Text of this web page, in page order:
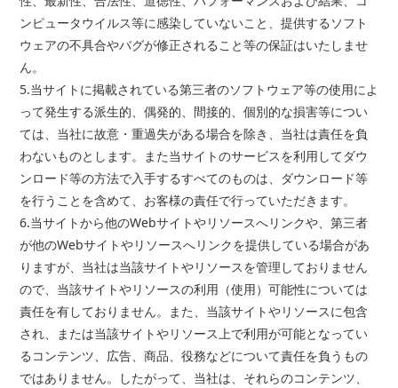
ンピュータウイルス等に感染していないこと、提供するソフト
ウェアの不具合やバグが修正されること等の保証はいたしませ
ん。
5.当サイトに掲載されている第三者のソフトウェア等の使用によ
って発生する派生的、偶発的、間接的、個別的な損害等につい
ては、当社に故意・重過失がある場合を除き、当社は責任を負
わないものとします。また当サイトのサービスを利用してダウ
ンロード等の方法で入手するすべてのものは、ダウンロード等
を行うことを含めて、お客様の責任で行っていただきます。
6.当サイトから他のWebサイトやリソースへリンクや、第三者
が他のWebサイトやリソースへリンクを提供している場合があ
りますが、当社は当該サイトやリソースを管理しておりません
ので、当該サイトやリソースの利用（使用）可能性については
責任を有しておりません。また、当該サイトやリソースに包含
され、または当該サイトやリソース上で利用が可能となってい
るコンテンツ、広告、商品、役務などについて責任を負うもの
ではありません。したがって、当社は、それらのコンテンツ、